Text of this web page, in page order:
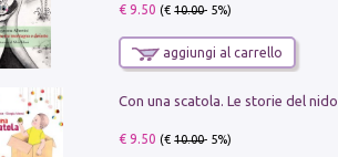
€ 9.50 (€10.00- 5%)
aggiungi al carrello
Con una scatola. Le storie del nido
€ 9.50 (€10.00- 5%)